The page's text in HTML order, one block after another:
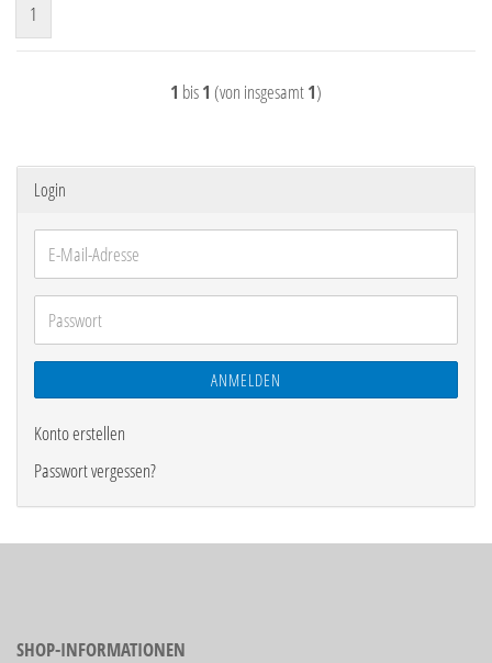
1
1 bis1 (von insgesamt1)
Login
E-
Mail-
Adresse
Passwort
ANMELDEN
Konto erstellen
Passwort vergessen?
SHOP-INFORMATIONEN